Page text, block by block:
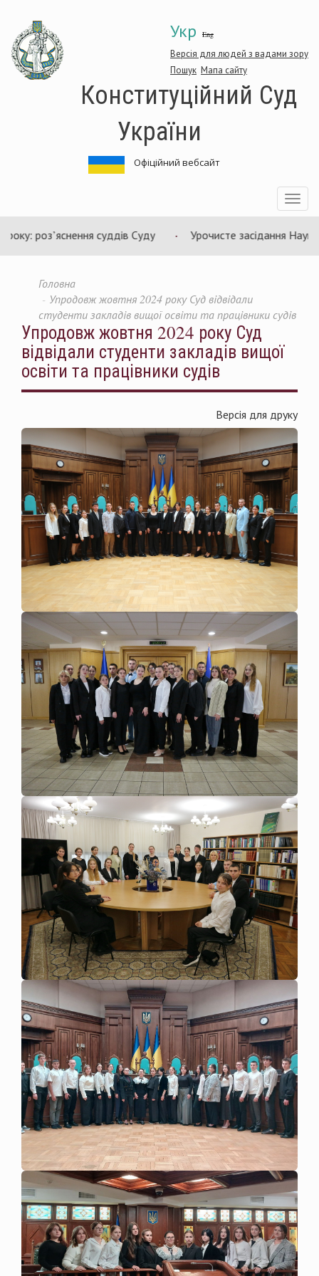
основного
матеріалу
Укр Eng
Версія для людей з вадами зору
Пошук Мапа сайту
Конституційний Суд
України
Офіційний вебсайт
Toggle
суддів Суду Урочисте засідання Науково-
Головна
Упродовж жовтня 2024 року Суд відвідали
студенти закладів вищої освіти та працівники судів
Упродовж жовтня 2024 року Суд
відвідали студенти закладів вищої
освіти та працівники судів
Версія для друку